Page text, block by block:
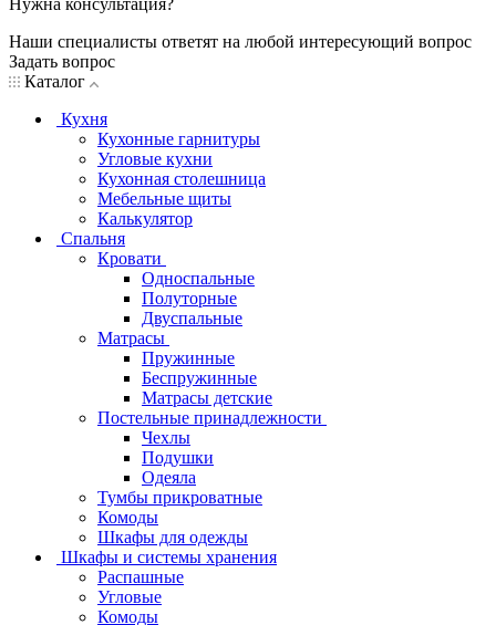
Наши специалисты ответят на любой интересующий вопрос
Задать вопрос
Каталог
Кухня
Кухонные гарнитуры
Угловые кухни
Кухонная столешница
Мебельные щиты
Калькулятор
Спальня
Кровати
Односпальные
Полуторные
Двуспальные
Матрасы
Пружинные
Беспружинные
Матрасы детские
Постельные принадлежности
Чехлы
Подушки
Одеяла
Тумбы прикроватные
Комоды
Шкафы для одежды
Шкафы и системы хранения
Распашные
Угловые
Комоды